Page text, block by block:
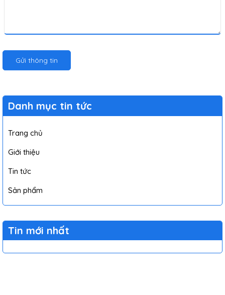
Gửi thông tin
Danh mục tin tức
Trang chủ
Giới thiệu
Tin tức
Sản phẩm
Tin mới nhất